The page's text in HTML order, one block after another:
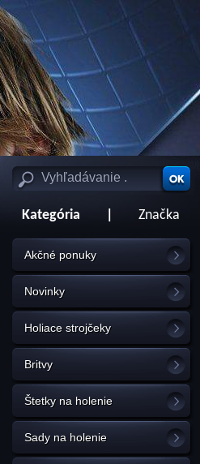
Kategória Značka
Akčné ponuky
Novinky
Holiace strojčeky
Britvy
Štetky na holenie
Sady na holenie